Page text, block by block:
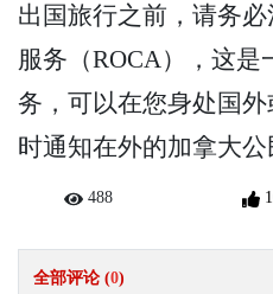
出国旅行之前，请务
服务（ROCA），这是
务，可以在您身处国
时通知在外的加拿大公
488
全部评论 (0)